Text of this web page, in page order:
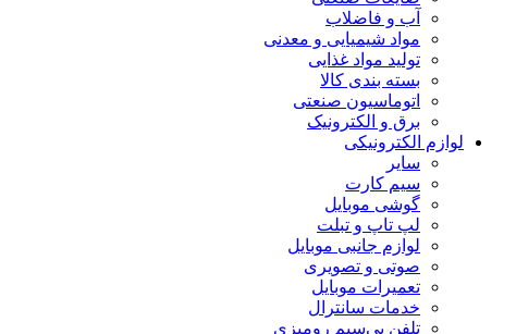
آب و فاضلاب
مواد شیمیایی و معدنی
تولید مواد غذایی
بسته بندی کالا
اتوماسیون صنعتی
برق و الکترونیک
لوازم الکترونیکی
سایر
سیم کارت
گوشی موبایل
لپ تاپ و تبلت
لوازم جانبی موبایل
صوتی و تصویری
تعمیرات موبایل
خدمات سانترال
تلفن بی‌سیم رومیزی